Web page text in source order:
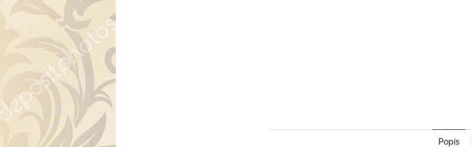
Popis